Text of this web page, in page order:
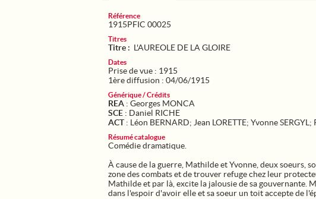
Référence
1915PFIC 00025
Titres
Titre : L'AUREOLE DE LA GLOIRE
Dates
Prise de vue : 1915
1ère diffusion : 04/06/1915
Générique / Crédits
REA : Georges MONCA
SCE : Daniel RICHE
ACT: Léon BERNARD; Jean LORETTE; Yvonne SERGYL;
Résumé catalogue
Comédie dramatique.
À cause de la guerre, Mathilde et Yvonne, deux soeurs,
zone des combats et de trouver refuge chez leur
Mathilde et par là, excite la jalousie de sa gouvernante.
dans l'espoir d'avoir elle et sa soeur un toit accepte de